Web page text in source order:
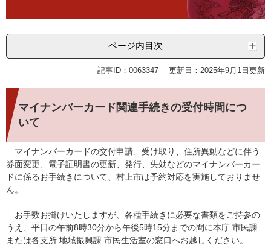
ページ内目次
記事ID：0063347 更新日：2025年9月1日更新
マイナンバーカード関連手続きの受付時間につ
いて
マイナンバーカードの交付申請、受け取り、住所異動などに伴う
券面変更、電子証明書の更新、発行、失効などのマイナンバーカー
ドに係るお手続きについて、村上市は予約対応を実施しておりませ
ん。
お手数お掛けいたしますが、各種手続きに必要な書類をご持参の
うえ、平日の午前8時30分から午後5時15分までの間に本庁 市民課
または各支所 地域振興課 市民生活室の窓口へお越しください。